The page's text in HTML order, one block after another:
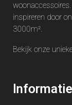
inspireren door
3000m².
Bekijk onze
Informatie